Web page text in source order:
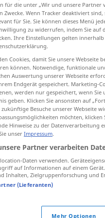
für
geprüft)
für die unter „Wir und unsere Partner
Zwecke. Wenn Tracker deaktiviert
für Sie. Sie können dieses Menü
zu widerrufen, indem Sie auf
Ihre Einstellungen gelten
Cookies, damit Sie unsere Webseite
können. Notwendige, funktionale
Auswertung unserer Webseite
Endgerät gespeichert. Marketing-
werden nur gespeichert, wenn
geben. Klicken Sie ansonsten auf
Besuche unserer Webseite
möchten,
Hinweise zu der Datenverarbeitung
unser Impressum.
Partner verarbeiten
Daten verwenden.
auf Informationen auf einem
Inhalten, Zielgruppenforschung und
(Lieferanten)
Mehr Optionen